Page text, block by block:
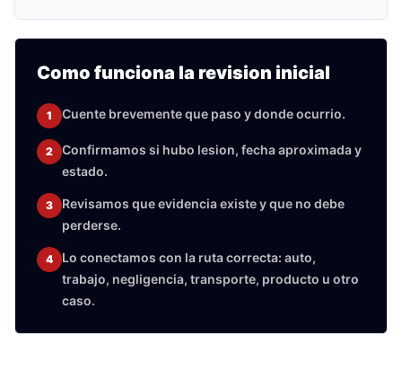
Como funciona la revision inicial
1 Cuente brevemente que paso y donde ocurrio.
2
Confirmamos si hubo lesion, fecha aproximada y
estado.
3
Revisamos que evidencia existe y que no debe
perderse.
4
Lo conectamos con la ruta correcta: auto,
trabajo, negligencia, transporte, producto u otro
caso.